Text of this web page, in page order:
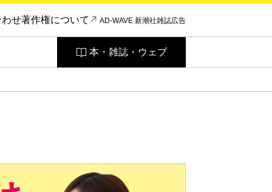
せ著作権について AD-WAVE 新潮社雑誌広告
本・雑誌・ウェブ